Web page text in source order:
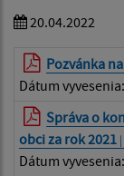
20.04.2022
Pozvánka
Dátum vyvesenia:
Správa o
obci za rok 2021
Dátum vyvesenia: